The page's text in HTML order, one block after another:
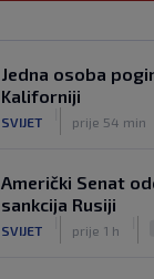
se pitaju gdje je i
OSTALI SPORTOVI
Jedna osoba
Kaliforniji
SVIJET prije 54 min
Američki Senat
sankcija Rusiji
SVIJET prije 1 h